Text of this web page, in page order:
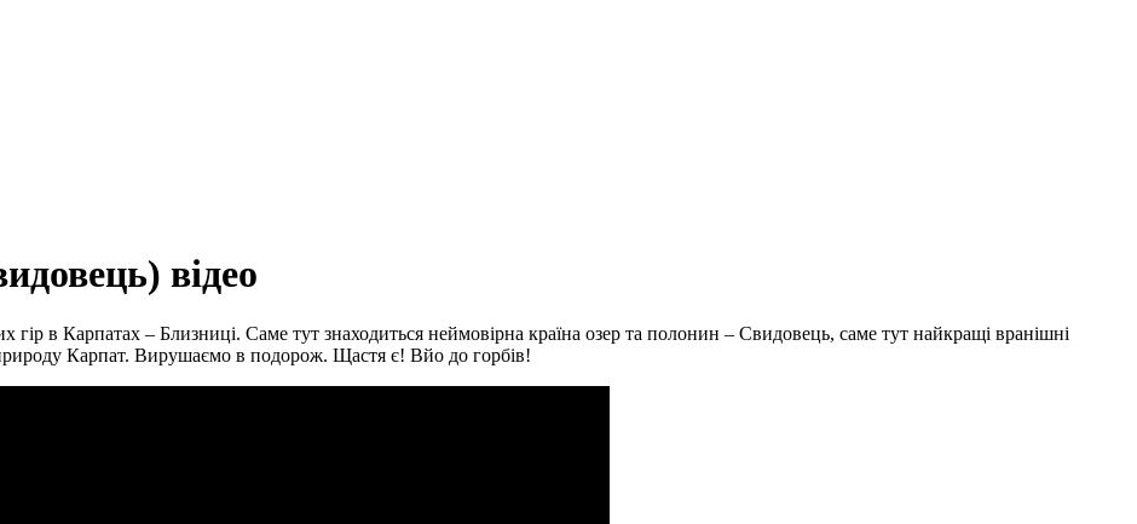
відео
в Карпатах – Близниці. Саме тут знаходиться неймовірна країна озер та полонин – Свидовець, саме тут найкращі вранішні
Карпат. Вирушаємо в подорож. Щастя є! Вйо до горбів!